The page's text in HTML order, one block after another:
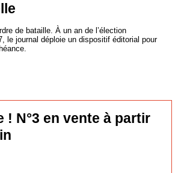
de bataille. À un an de l’élection
le journal déploie un dispositif éditorial pour
! N°3 en vente à partir